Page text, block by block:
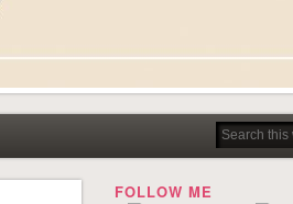
FOLLOW ME